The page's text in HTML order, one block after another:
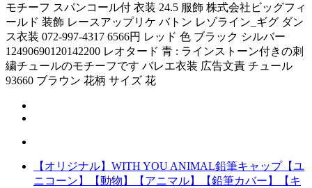
モチーフ スパンコール付 衣装 24.5 服飾 株式会社ビッグフィ
ールド 装飾 レースアップリケ バトン レゾライン_ギグ ダン
ス衣装 072-997-4317 6566円 レッド 色 ブラック シルバー
12490690120142200 レオタード 青 : ラインストーン付きの刺
繍チュールのモチーフです バレエ衣装 広告文責 チュール
93660 ブラウン 花柄 サイズ 花
【オリジナル】WITH YOU ANIMAL鉛筆キャップ【ユ
ニコーン】【動物】【アニマル】【鉛筆カバー】【キ